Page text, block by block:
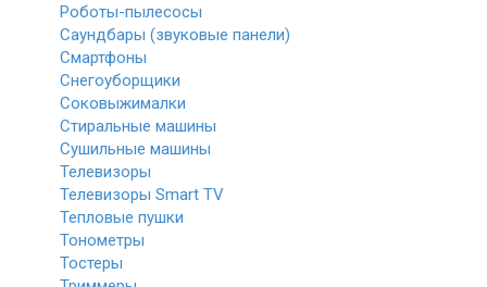
Роботы-пылесосы
Саундбары (звуковые панели)
Смартфоны
Снегоуборщики
Соковыжималки
Стиральные машины
Сушильные машины
Телевизоры
Телевизоры Smart TV
Тепловые пушки
Тонометры
Тостеры